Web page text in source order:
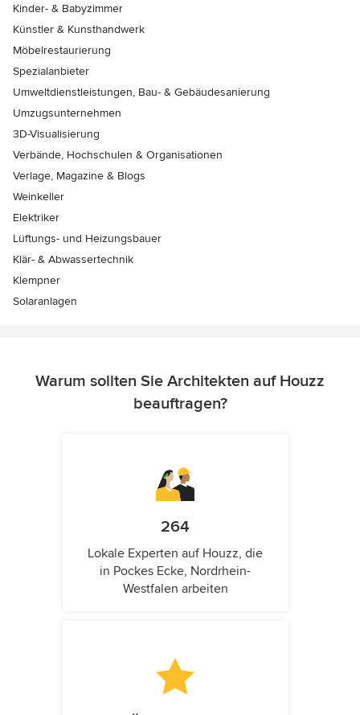
Kinder- & Babyzimmer
Künstler & Kunsthandwerk
Möbelrestaurierung
Spezialanbieter
Umweltdienstleistungen, Bau- & Gebäudesanierung
Umzugsunternehmen
3D-Visualisierung
Verbände, Hochschulen & Organisationen
Verlage, Magazine & Blogs
Weinkeller
Elektriker
Lüftungs- und Heizungsbauer
Klär- & Abwassertechnik
Klempner
Solaranlagen
Warum sollten Sie Architekten auf Houzz
beauftragen?
264
Lokale Experten auf Houzz, die
in Pockes Ecke, Nordrhein-
Westfalen arbeiten